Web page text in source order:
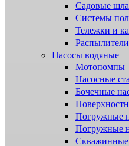
Садовые
Системы
Тележки и
Насосы водяные
Мотопомпы
Насосные
Бочечные
Погружные
Погружные
Скважинные